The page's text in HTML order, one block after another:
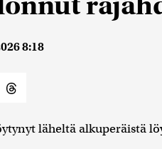
8:18
läheltä alkuperäistä